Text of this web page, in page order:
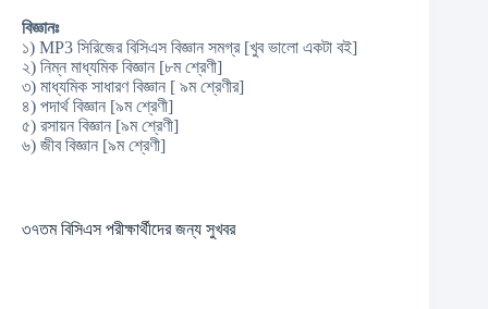
বিজ্ঞানঃ
১) MP3 সিরিজের বিসিএস বিজ্ঞান সমগ্র [খুব ভালো একটা বই]
২) নিম্ন মাধ্যমিক বিজ্ঞান [৮ম শ্রেণী]
৩) মাধ্যমিক সাধারণ বিজ্ঞান [ ৯ম শ্রেণীর]
৪) পদার্থ বিজ্ঞান [৯ম শ্রেণী]
৫) রসায়ন বিজ্ঞান [৯ম শ্রেণী]
৬) জীব বিজ্ঞান [৯ম শ্রেণী]
৩৭তম বিসিএস পরীক্ষার্থীদের জন্য সুখবর